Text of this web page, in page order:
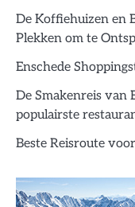
De Koffiehuizen en
Plekken om te
Enschede
De Smakenreis van
populairste
Beste Reisroute